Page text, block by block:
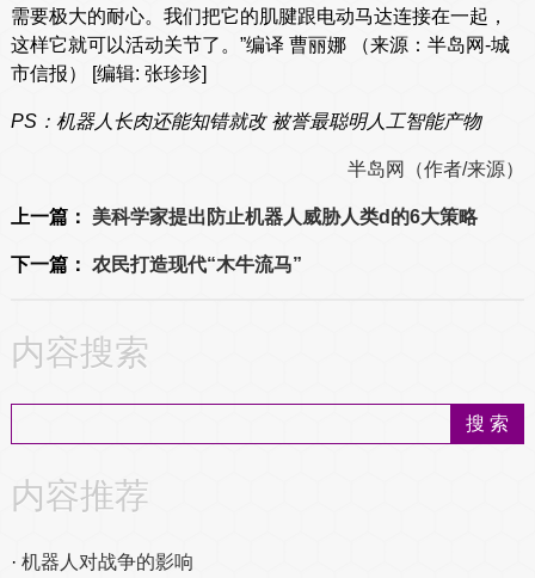
需要极大的耐心。我们把它的肌腱跟电动马达连接在一起，
这样它就可以活动关节了。”编译 曹丽娜 （来源：半岛网-城
市信报） [编辑: 张珍珍]
PS：机器人长肉还能知错就改 被誉最聪明人工智能产物
半岛网（作者/来源）
上一篇： 美科学家提出防止机器人威胁人类d的6大策略
下一篇： 农民打造现代“木牛流马”
内容搜索
内容推荐
机器人对战争的影响